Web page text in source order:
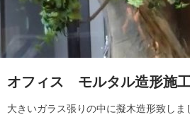
オフィス モルタル造形施
大きいガラス張りの中に擬木造形致し